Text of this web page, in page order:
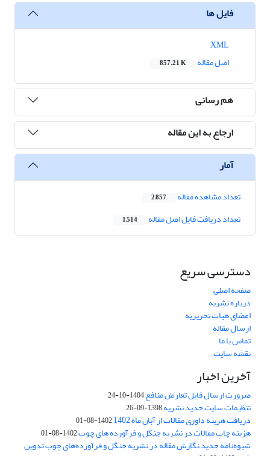
فایل ها
اصل مقاله
857.21 K
هم رسانی
ارجاع به این مقاله
آمار
تعداد مشاهده مقاله 2,857
تعداد دریافت فایل اصل مقاله 1,514
دسترسی سریع
صفحه اصلی
درباره نشریه
اعضای هیات تحریریه
ارسال مقاله
تماس با ما
نقشه سایت
آخرین اخبار
ضرورت ارسال فایل تعارض منافع1404-10-24
تنظیمات سایت جدید نشریه1398-09-26
دریافت هزینه داوری مقالات از آبان ماه 1402 1402-08-01
هزینه چاپ مقالات در نشریه جنگل و فرآورده های چوب1402-08-01
شیوه‌نامه جدید نگارش مقاله در نشریه جنگل و فرآورده‌های چوب تدوین